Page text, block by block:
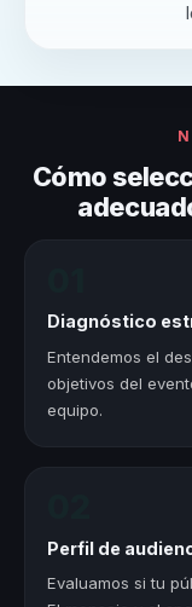
Cómo
Diagnóstico
Entendemos el
objetivos del
equipo.
Perfil de
Evaluamos si tu